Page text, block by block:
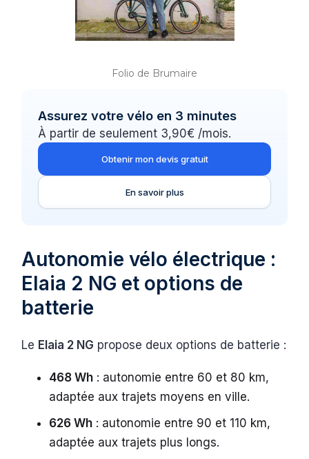
Folio de Brumaire
Assurez votre vélo en 3 minutes
À partir de seulement 3,90€ /mois.
Obtenir mon devis gratuit
En savoir plus
Autonomie vélo électrique :
Elaia 2 NG et options de
batterie
Le Elaia 2 NG propose deux options de batterie :
468 Wh : autonomie entre 60 et 80 km,
adaptée aux trajets moyens en ville.
626 Wh : autonomie entre 90 et 110 km,
adaptée aux trajets plus longs.